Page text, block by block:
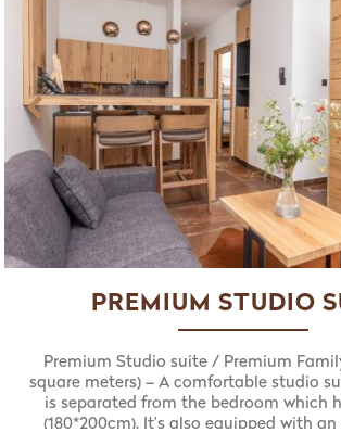
PREMIUM STUDIO
Premium Studio suite / Premium
square meters) – A comfortable studio
is separated from the bedroom which
(180*200cm). It’s also equipped with